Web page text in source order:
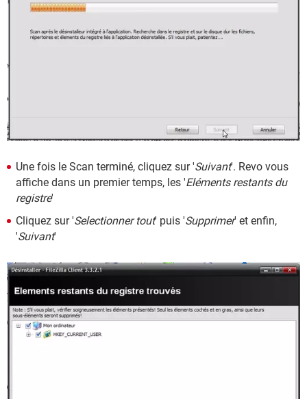
Une fois le Scan terminé, cliquez sur 'Suivant'. Revo vous
affiche dans un premier temps, les 'Eléments restants du
registre'
Cliquez sur 'Selectionner tout' puis 'Supprimer' et enfin,
'Suivant'